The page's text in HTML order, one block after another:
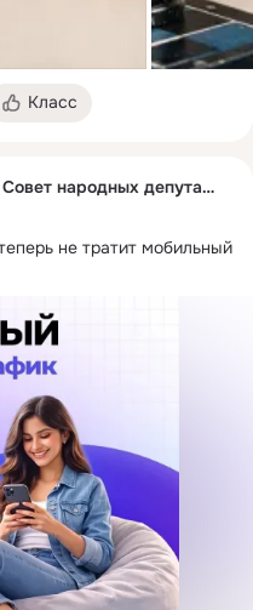
Класс
Новокузнецкий городской Совет народных депутатов
не тратит мобильный